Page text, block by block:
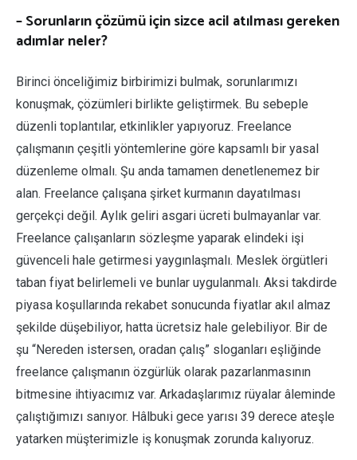
– Sorunların çözümü için sizce acil atılması gereken
adımlar neler?
Birinci önceliğimiz birbirimizi bulmak, sorunlarımızı
konuşmak, çözümleri birlikte geliştirmek. Bu sebeple
düzenli toplantılar, etkinlikler yapıyoruz. Freelance
çalışmanın çeşitli yöntemlerine göre kapsamlı bir yasal
düzenleme olmalı. Şu anda tamamen denetlenemez bir
alan. Freelance çalışana şirket kurmanın dayatılması
gerçekçi değil. Aylık geliri asgari ücreti bulmayanlar var.
Freelance çalışanların sözleşme yaparak elindeki işi
güvenceli hale getirmesi yaygınlaşmalı. Meslek örgütleri
taban fiyat belirlemeli ve bunlar uygulanmalı. Aksi takdirde
piyasa koşullarında rekabet sonucunda fiyatlar akıl almaz
şekilde düşebiliyor, hatta ücretsiz hale gelebiliyor. Bir de
şu “Nereden istersen, oradan çalış” sloganları eşliğinde
freelance çalışmanın özgürlük olarak pazarlanmasının
bitmesine ihtiyacımız var. Arkadaşlarımız rüyalar âleminde
çalıştığımızı sanıyor. Hâlbuki gece yarısı 39 derece ateşle
yatarken müşterimizle iş konuşmak zorunda kalıyoruz.